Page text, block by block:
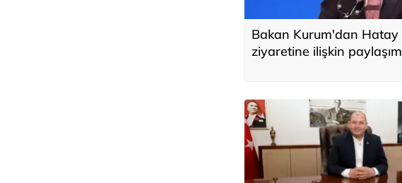
Bakan Kurum'dan Hatay
ziyaretine ilişkin paylaşım